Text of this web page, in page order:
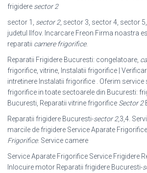
frigidere sector 2
sector 1, sector 2, sector 3, sector 4, sector
judetul Ilfov. Incarcare Freon Firma noastra
reparatii camere frigorifice.
Reparatii Frigidere Bucuresti: congelatoare,
frigorifice, vitrine, Instalatii frigorifice |
intretinere Instalatii frigorifice . Oferim service
frigorifice in toate sectoarele din Bucuresti:
Bucuresti, Reparatii vitrine frigorifice Sector 2
Reparatii frigidere Bucuresti-sector 2,3,4.
marcile de frigidere Service Aparate
Frigorifice. Service camere
Service Aparate Frigorifice Service Frigidere
Inlocuire motor Reparatii frigidere Bucuresti-